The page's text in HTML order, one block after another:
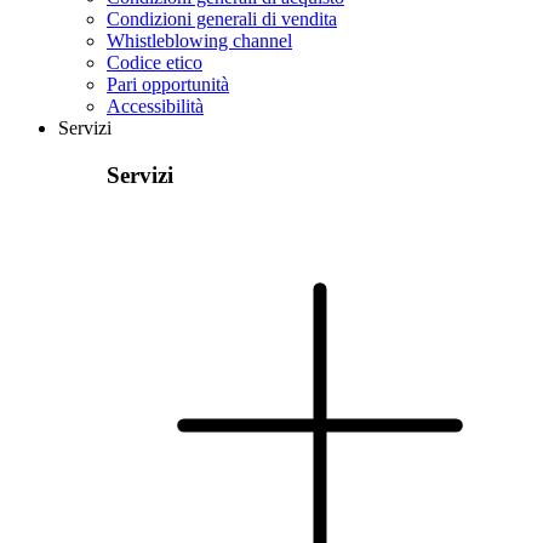
Condizioni generali di vendita
Whistleblowing channel
Codice etico
Pari opportunità
Accessibilità
Servizi
Servizi